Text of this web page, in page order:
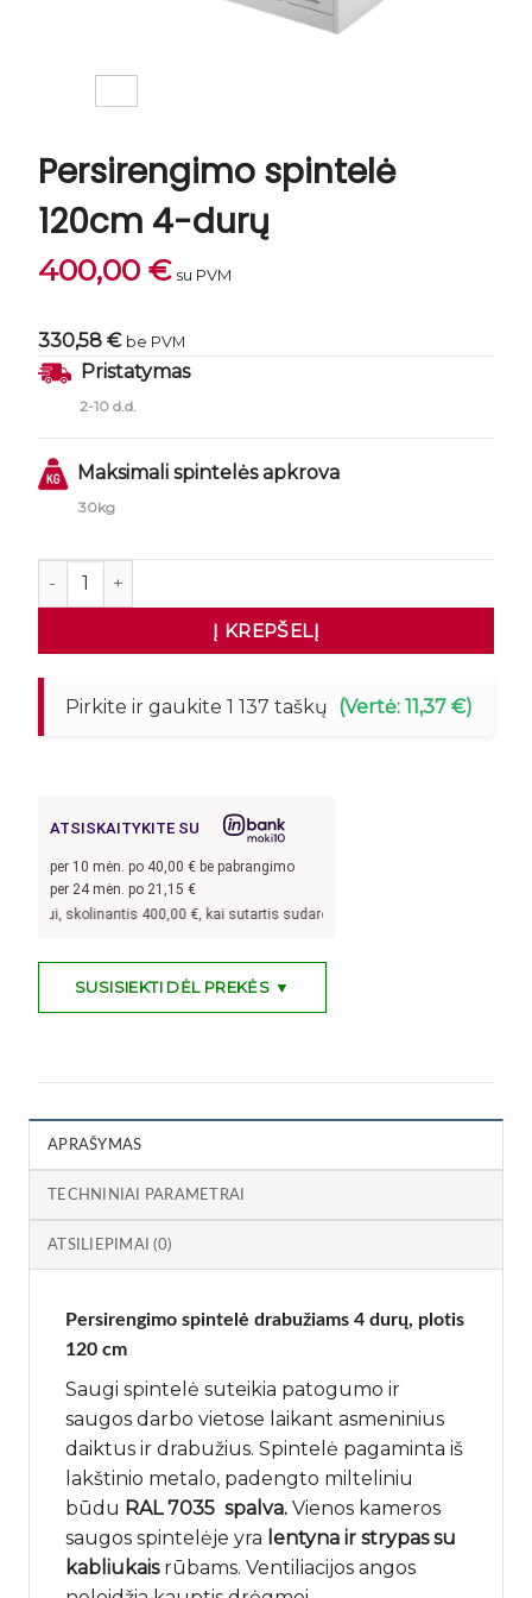
Persirengimo spintelė
120cm 4-durų
400,00 € su PVM
330,58 € be PVM
Pristatymas
2-10 d.d.
Maksimali spintelės apkrova
30kg
produkto kiekis: Persirengimo spintelė 120cm 4-durų
Į KREPŠELĮ
Pirkite ir gaukite 1 137 taškų (Vertė: 11,37 €)
ATSISKAITYKITE SU
per 10 mėn. po 40,00 € be pabrangimo
per 24 mėn. po 21,15 €
skolinantis400,00€, kai sutartis sudaroma 24 mėn. terminui, metinė
SUSISIEKTI DĖL PREKĖS ▼
APRAŠYMAS
TECHNINIAI PARAMETRAI
ATSILIEPIMAI (0)
Persirengimo spintelė drabužiams 4 durų, plotis
120 cm
Saugi spintelė suteikia patogumo ir
saugos darbo vietose laikant asmeninius
daiktus ir drabužius. Spintelė pagaminta iš
lakštinio metalo, padengto milteliniu
būdu RAL 7035 spalva. Vienos kameros
saugos spintelėje yra lentyna ir strypas su
kabliukaisrūbams. Ventiliacijos angos